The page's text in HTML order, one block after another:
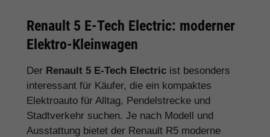
Renault 5 E-Tech Electric: moderner
Elektro-Kleinwagen
Der Renault 5 E-Tech Electric ist besonders
interessant für Käufer, die ein kompaktes
Elektroauto für Alltag, Pendelstrecke und
Stadtverkehr suchen. Je nach Modell und
Ausstattung bietet der Renault R5 moderne